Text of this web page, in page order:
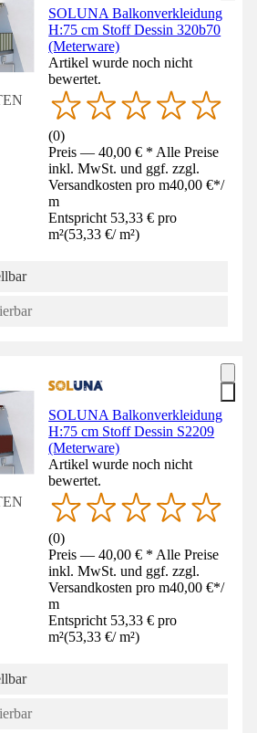
SOLUNA Balkonverkleidung
H:75 cm Stoff Dessin 320b70
(Meterware)
Artikel wurde noch nicht
bewertet.
(0)
Preis — 40,00 € * Alle Preise
inkl. MwSt. und ggf. zzgl.
Versandkosten pro m40,00 €*/
m
Entspricht 53,33 € pro
m²(53,33 €/ m²)
SOLUNA Balkonverkleidung
H:75 cm Stoff Dessin S2209
(Meterware)
Artikel wurde noch nicht
bewertet.
(0)
Preis — 40,00 € * Alle Preise
inkl. MwSt. und ggf. zzgl.
Versandkosten pro m40,00 €*/
m
Entspricht 53,33 € pro
m²(53,33 €/ m²)